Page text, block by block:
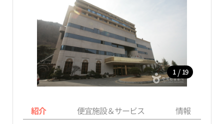
1 / 19
紹介 便宜施設＆サービス 情報